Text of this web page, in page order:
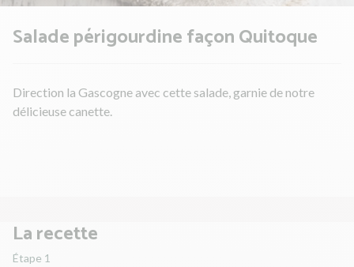
Salade périgourdine façon Quitoque
Direction la Gascogne avec cette salade, garnie de notre
délicieuse canette.
La recette
Étape 1